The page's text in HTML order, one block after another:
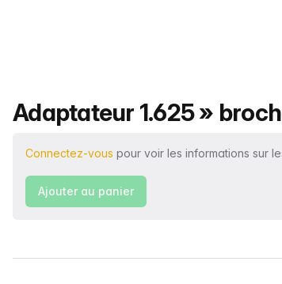
Nom du produit
Adaptateur 1.625 »
Connectez-vous pour voir les informations sur
Ajouter au panier